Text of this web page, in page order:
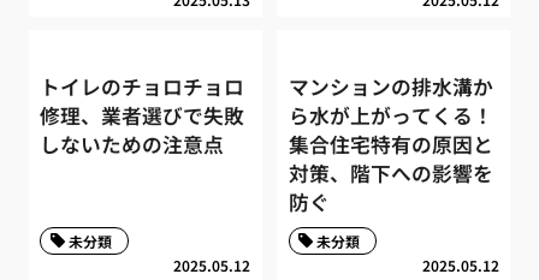
トイレのチョロチョロ
修理、業者選びで失敗
しないための注意点
2025.05.12
未分類
マンションの排水溝か
ら水が上がってくる！
集合住宅特有の原因と
対策、階下への影響を
防ぐ
2025.05.12
未分類